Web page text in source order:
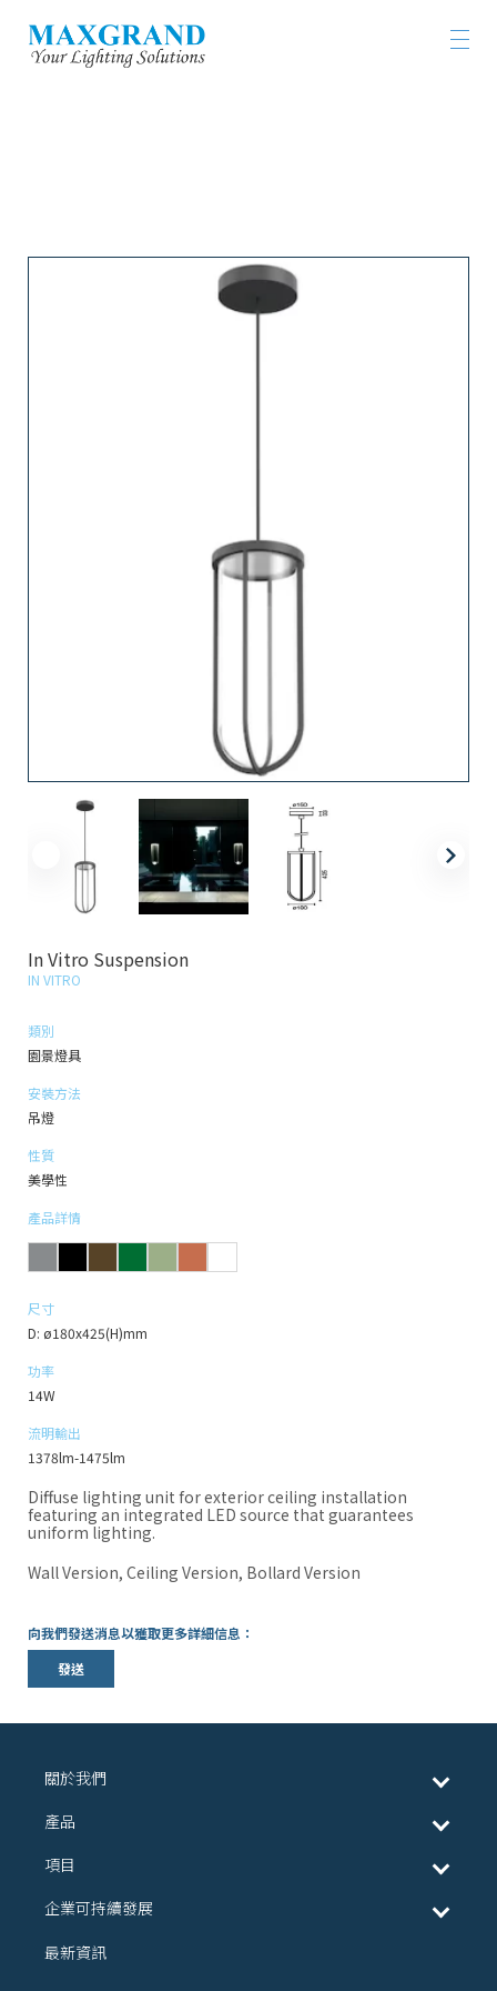
In Vitro Suspension
IN VITRO
類別
園景燈具
安裝方法
吊燈
性質
美學性
產品詳情
尺寸
D: ø180x425(H)mm
功率
14W
流明輸出
1378lm-1475lm
Diffuse lighting unit for exterior ceiling installation
featuring an integrated LED source that guarantees
uniform lighting.
Wall Version, Ceiling Version, Bollard Version
向我們發送消息以獲取更多詳細信息：
發送
關於我們
產品
項目
企業可持續發展
最新資訊